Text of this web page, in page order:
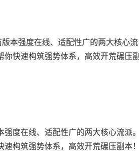
本强度在线、适配性广的两大核心流
快速构筑强势体系，高效开荒碾压副
度在线、适配性广的两大核心流派。
构筑强势体系，高效开荒碾压副本！